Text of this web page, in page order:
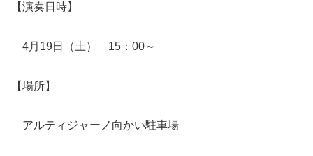
【演奏日時】
4月19日（土） 15：00～
【場所】
アルティジャーノ向かい駐車場